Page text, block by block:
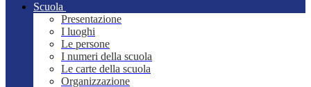
Scuola
Presentazione
I luoghi
Le persone
I numeri della scuola
Le carte della scuola
Organizzazione